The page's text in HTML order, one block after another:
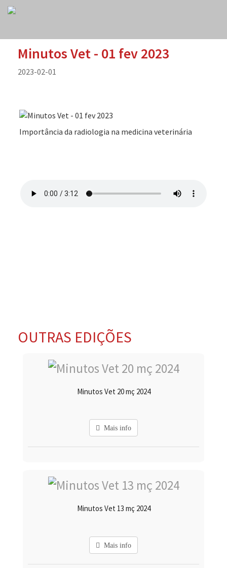
Minutos Vet - 01 fev 2023
2023-02-01
Importância da radiologia na medicina veterinária
OUTRAS EDIÇÕES
Minutos Vet 20 mç 2024
Mais info
Minutos Vet 13 mç 2024
Mais info